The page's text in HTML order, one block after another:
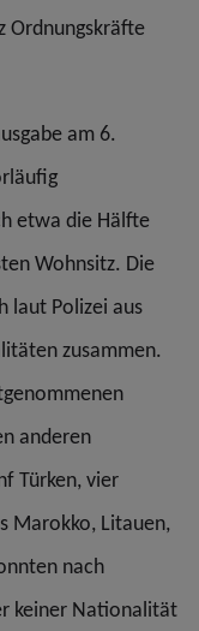
Ordnungskräfte
am 6.
etwa die Hälfte
Wohnsitz. Die
laut Polizei aus
zusammen.
anderen
Türken, vier
Marokko, Litauen,
nach
keiner Nationalität